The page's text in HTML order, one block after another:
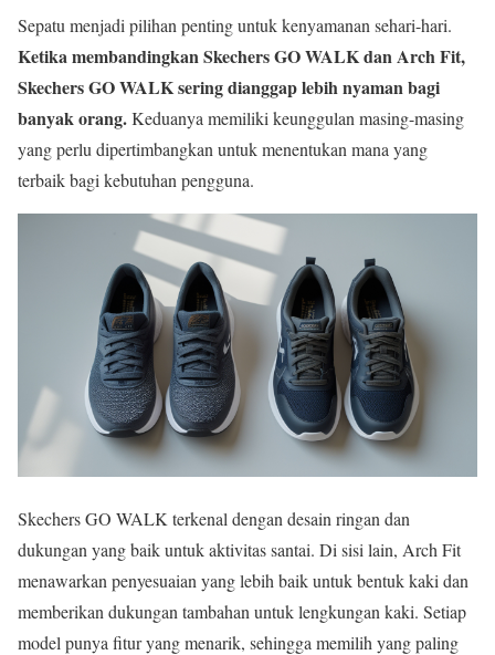
Sepatu menjadi pilihan penting untuk kenyamanan sehari-hari.
Ketika membandingkan Skechers GO WALK dan Arch Fit,
Skechers GO WALK sering dianggap lebih nyaman bagi
banyak orang.Keduanya memiliki keunggulan masing-masing
yang perlu dipertimbangkan untuk menentukan mana yang
terbaik bagi kebutuhan pengguna.
Skechers GO WALK terkenal dengan desain ringan dan
dukungan yang baik untuk aktivitas santai. Di sisi lain, Arch Fit
menawarkan penyesuaian yang lebih baik untuk bentuk kaki dan
memberikan dukungan tambahan untuk lengkungan kaki. Setiap
model punya fitur yang menarik, sehingga memilih yang paling